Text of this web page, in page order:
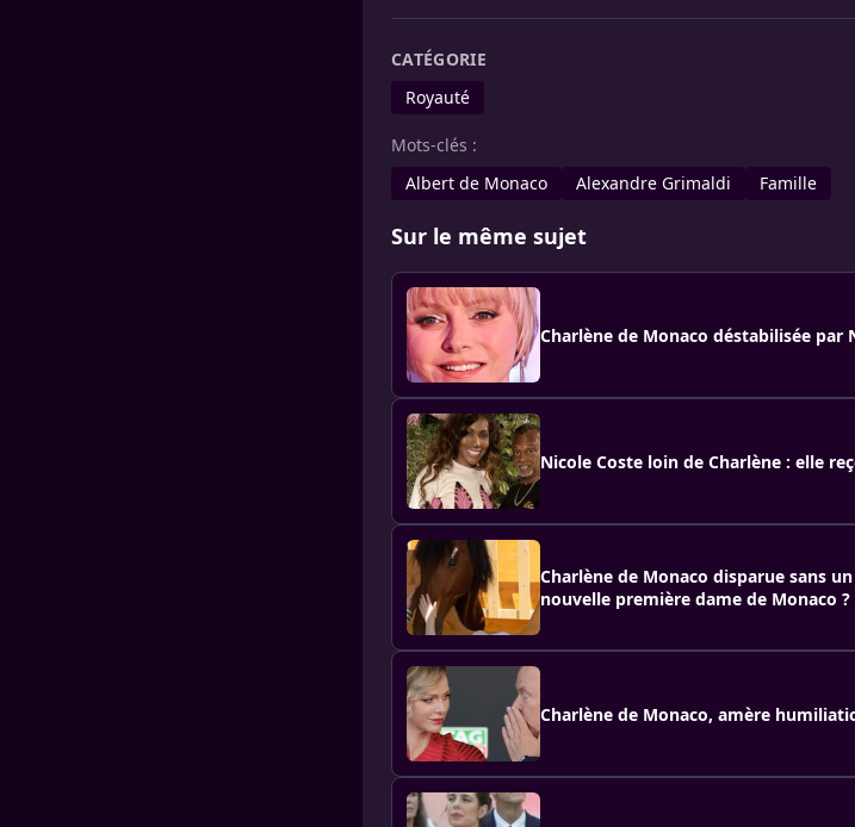
CATÉGORIE
Royauté
Mots-clés :
Albert de Monaco
Alexandre Grimaldi Famille
Sur le même sujet
Charlène de Monaco déstabilisée par
Nicole Coste loin de Charlène : elle
Charlène de Monaco disparue sans
nouvelle première dame de Monaco ?
Charlène de Monaco, amère